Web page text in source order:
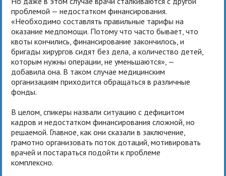
проблемой — недостатком финансирования.
«Необходимо составлять правильные тарифы на
оказание медпомощи. Потому что часто бывает, что
квоты кончились, финансирование закончилось, и
бригады хирургов сидят без дела, а количество детей,
которым нужны операции, не уменьшаются», —
добавила она. В таком случае медицинским
организациям приходится обращаться в различные
фонды.
В целом, спикеры назвали ситуацию с дефицитом
кадров и недостатком финансирования сложной, но
решаемой. Главное, как они сказали в заключение,
грамотно организовать поток дотаций, мотивировать
врачей и постараться подойти к проблеме
комплексно.